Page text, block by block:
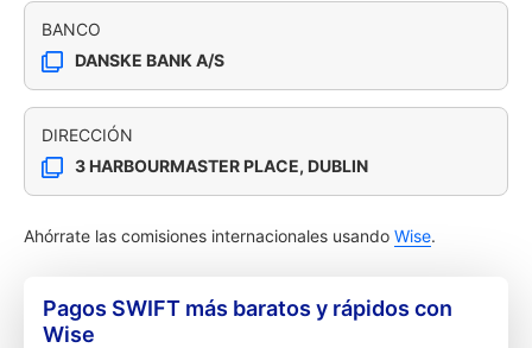
BANCO
DANSKE BANK A/S
DIRECCIÓN
3 HARBOURMASTER PLACE, DUBLIN
Ahórrate las comisiones internacionales usando Wise.
Pagos SWIFT más baratos y rápidos con
Wise